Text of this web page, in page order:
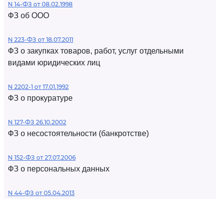
N 14-ФЗ от 08.02.1998
ФЗ об ООО
N 223-ФЗ от 18.07.2011
ФЗ о закупках товаров, работ, услуг отдельными
видами юридических лиц
N 2202-1 от 17.01.1992
ФЗ о прокуратуре
N 127-ФЗ 26.10.2002
ФЗ о несостоятельности (банкротстве)
N 152-ФЗ от 27.07.2006
ФЗ о персональных данных
N 44-ФЗ от 05.04.2013